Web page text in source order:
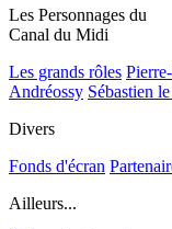
Les Personnages du
Canal du Midi
Les grands rôles
Andréossy Sébastien
Divers
Fonds d'écran
Ailleurs...